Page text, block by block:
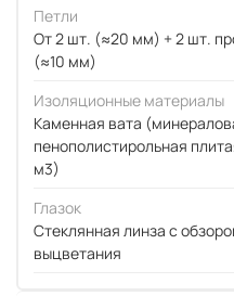
Петли
От 2 шт. (≈20 мм) + 2 шт.
(≈10 мм)
Изоляционные материалы
Каменная вата
пенополистирольная
м3)
Глазок
Стеклянная линза с
выцветания